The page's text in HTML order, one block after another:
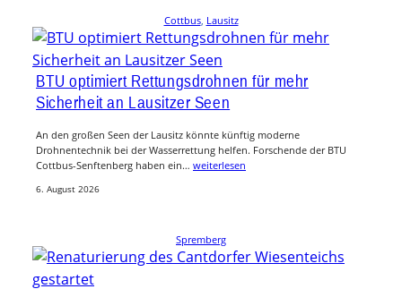
Cottbus, Lausitz
BTU optimiert Rettungsdrohnen für mehr
Sicherheit an Lausitzer Seen
An den großen Seen der Lausitz könnte künftig moderne
Drohnentechnik bei der Wasserrettung helfen. Forschende der BTU
Cottbus-Senftenberg haben ein… weiterlesen
6. August 2026
Spremberg